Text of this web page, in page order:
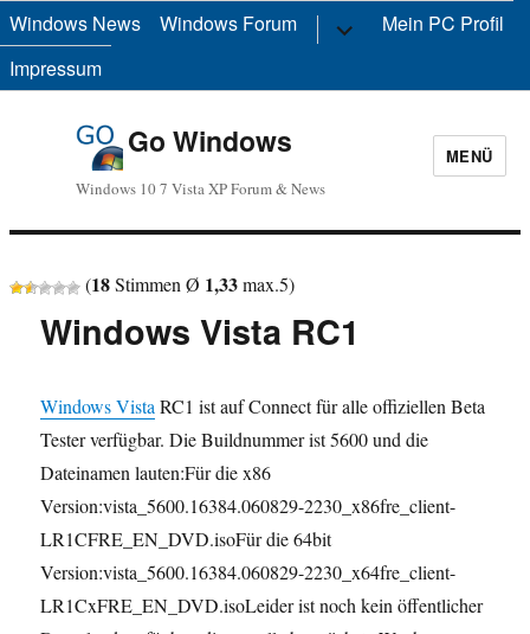
Windows News Windows Forum Untermenü
anzeigen
Mein PC Profil
Impressum
Go Windows
Windows 10 7 Vista XP Forum & News
MENÜ
(18Stimmen Ø 1,33max.5)
Windows Vista RC1
Windows VistaRC1 ist auf Connect für alle offiziellen Beta
Tester verfügbar. Die Buildnummer ist 5600 und die
Dateinamen lauten:Für die x86
Version:vista_5600.16384.060829-2230_x86fre_client-
LR1CFRE_EN_DVD.isoFür die 64bit
Version:vista_5600.16384.060829-2230_x64fre_client-
LR1CxFRE_EN_DVD.isoLeider ist noch kein öffentlicher